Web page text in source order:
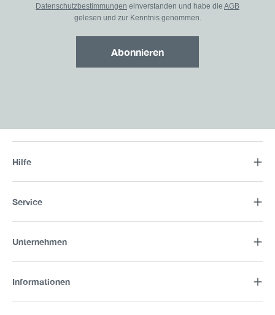
Datenschutzbestimmungen einverstanden und habe die AGB
gelesen und zur Kenntnis genommen.
Abonnieren
Hilfe
Service
Unternehmen
Informationen